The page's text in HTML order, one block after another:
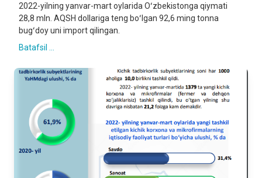
2022-yilning yanvar-mart oylarida Oʻzbekistonga qiymati
28,8 mln. AQSH dollariga teng boʻlgan 92,6 ming tonna
bugʻdoy uni import qilingan.
Batafsil ...